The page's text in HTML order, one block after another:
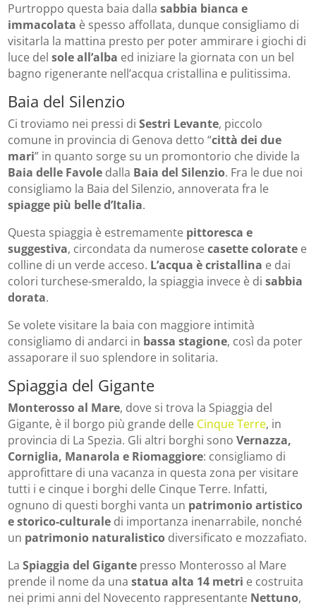
Purtroppo questa baia dallasabbia bianca e
immacolata è spesso affollata, dunque consigliamo di
visitarla la mattina presto per poter ammirare i giochi di
luce delsole all’alba ed iniziare la giornata con un bel
bagno rigenerante nell’acqua cristallina e pulitissima.
Baia del Silenzio
Ci troviamo nei pressi diSestri Levante, piccolo
comune in provincia di Genova detto “città dei due
mari” in quanto sorge su un promontorio che divide la
Baia delle Favole dalla Baia del Silenzio. Fra le due noi
consigliamo la Baia del Silenzio, annoverata fra le
spiagge più belle d’Italia.
Questa spiaggia è estremamente pittoresca e
suggestiva, circondata da numerosecasette colorate e
colline di un verde acceso. L’acqua è cristallina e dai
colori turchese-smeraldo, la spiaggia invece è disabbia
dorata.
Se volete visitare la baia con maggiore intimità
consigliamo di andarci in bassa stagione, così da poter
assaporare il suo splendore in solitaria.
Spiaggia del Gigante
Monterosso al Mare, dove si trova la Spiaggia del
Gigante, è il borgo più grande delle Cinque Terre, in
provincia di La Spezia. Gli altri borghi sonoVernazza,
Corniglia, Manarola e Riomaggiore: consigliamo di
approfittare di una vacanza in questa zona per visitare
tutti i e cinque i borghi delle Cinque Terre. Infatti,
ognuno di questi borghi vanta un patrimonio artistico
e storico-culturale di importanza inenarrabile, nonché
un patrimonio naturalistico diversificato e mozzafiato.
LaSpiaggia del Gigante presso Monterosso al Mare
prende il nome da unastatua alta 14 metri e costruita
nei primi anni del Novecento rappresentante Nettuno,